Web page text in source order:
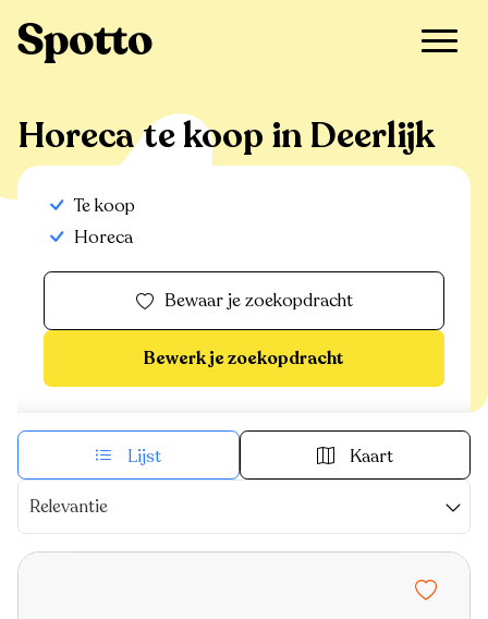
Horeca te koop in Deerlijk
Te koop
Horeca
Bewaar je zoekopdracht
Bewerk je zoekopdracht
Lijst Kaart
Relevantie